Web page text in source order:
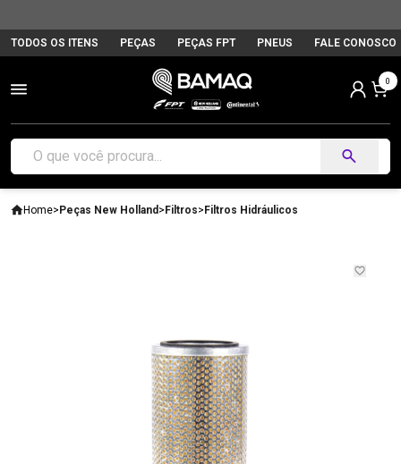
TODOS OS ITENS PEÇAS PEÇAS FPT PNEUS FALE CONOSCO
0
Home>Peças New Holland >Filtros>Filtros Hidráulicos